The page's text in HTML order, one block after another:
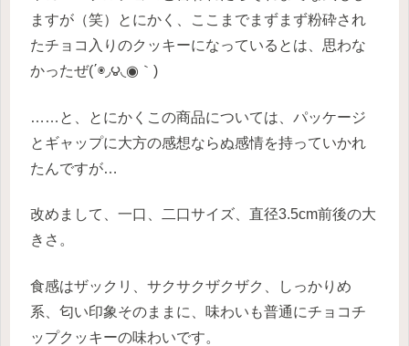
ますが（笑）とにかく、ここまでまずまず粉砕され
たチョコ入りのクッキーになっているとは、思わな
かったぜ(΄◉◞౪◟◉｀)
……と、とにかくこの商品については、パッケージ
とギャップに大方の感想ならぬ感情を持っていかれ
たんですが…
改めまして、一口、二口サイズ、直径3.5cm前後の大
きさ。
食感はザックリ、サクサクザクザク、しっかりめ
系、匂い印象そのままに、味わいも普通にチョコチ
ップクッキーの味わいです。